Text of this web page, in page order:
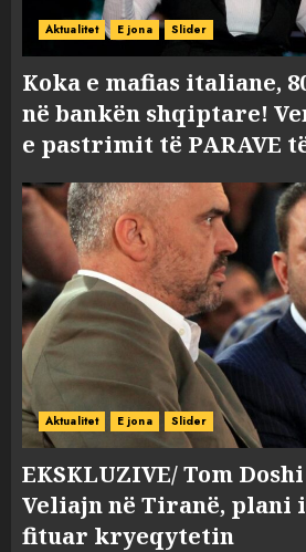
Aktualitet E jona Slider
Koka e mafias italiane,
në bankën shqiptare!
e pastrimit të PARAVE
Aktualitet E jona Slider
EKSKLUZIVE/ Tom
Veliajn në Tiranë, plani
fituar kryeqytetin